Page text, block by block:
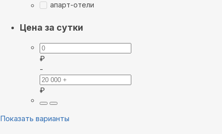
апарт-отели
Цена за сутки
₽
-
₽
Показать варианты